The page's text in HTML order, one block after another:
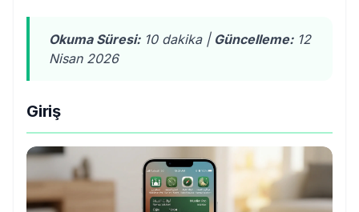
Okuma Süresi:10 dakika | Güncelleme:12
Nisan 2026
Giriş